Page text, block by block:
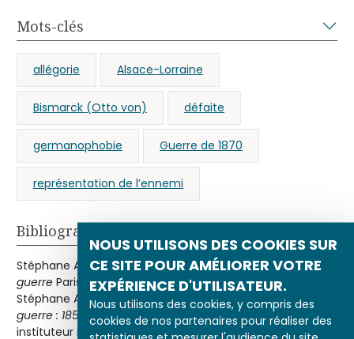
NOUS UTILISONS DES COOKIES SUR
CE SITE POUR AMÉLIORER VOTRE
EXPÉRIENCE D'UTILISATEUR.
Nous utilisons des cookies, y compris des
cookies de nos partenaires pour réaliser des
Mots-clés
allégorie Alsace-Lorraine
Bismarck (Otto von) défaite
germanophobie Guerre de 1870
représentation de l’ennemi
Bibliographie
Stéphane AUDOUIN-ROUZEAU1870, la France dans la
guerre Paris, Armand Colin, 1989.Jean-Jacques BECKER,
Stéphane AUDOUIN-ROUZEAULa France, la nation, la
guerre : 1850-1920Paris, SEDES, 1995.Pierre NORA « Lavisse,
instituteur national » inLes Lieux de la mémoire, tome I,